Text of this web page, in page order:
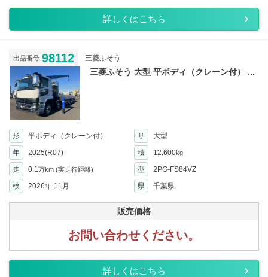
詳しくはこちら
出品番号 98112 三菱ふそう
三菱ふそう 大型 平ボディ（クレーン付） ...
形 平ボディ（クレーン付） サ
大型
年
2025(R07) 積 12,600kg
走 0.1万km (実走行距離) 型
2PG-FS84VZ
検
2026年 11月 県 千葉県
販売価格
お問い合わせください。
詳しくはこちら